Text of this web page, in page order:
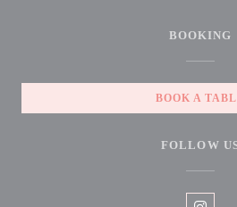
BOOKING
BOOK A
FOLLOW